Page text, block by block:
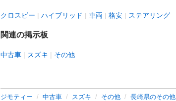
クロスビー ハイブリッド 車両 格安 ステアリング
関連の掲示板
中古車 スズキ その他
ジモティー 中古車 スズキ その他 長崎県のその他